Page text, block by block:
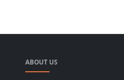
ABOUT US